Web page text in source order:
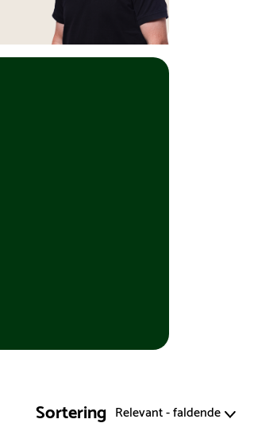
Sortering Relevant - faldende